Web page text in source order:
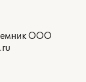
ООО